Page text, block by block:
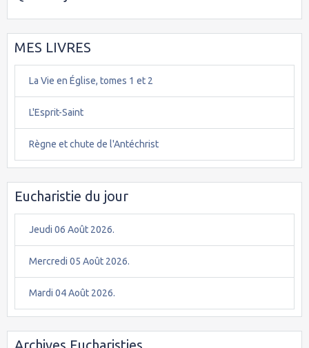
MES LIVRES
La Vie en Église, tomes 1 et 2
L'Esprit-Saint
Règne et chute de l'Antéchrist
Eucharistie du jour
Jeudi 06 Août 2026.
Mercredi 05 Août 2026.
Mardi 04 Août 2026.
Archives Eucharisties